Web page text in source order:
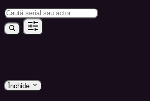
Închide keyboard_arrow_down